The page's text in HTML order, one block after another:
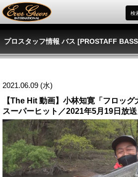
検
プロスタッフ情報 バス [PROSTAFF
2021.06.09 (水)
【The Hit 動画】小林知寛「フロッグ
スーパーヒット／2021年5月19日放送